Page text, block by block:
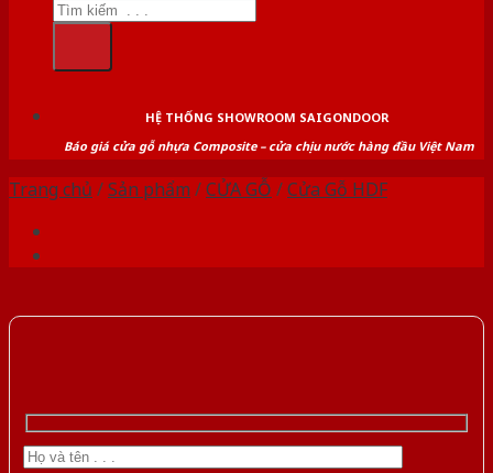
HỆ THỐNG SHOWROOM SAIGONDOOR
Báo giá cửa gỗ nhựa Composite – cửa chịu nước hàng đầu Việt Nam
Trang chủ /Sản phẩm /CỬA GỖ /Cửa Gỗ HDF